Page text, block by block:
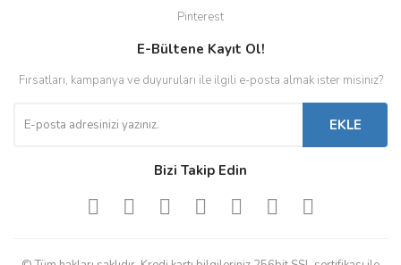
Pinterest
E-Bültene Kayıt Ol!
Fırsatları, kampanya ve duyuruları ile ilgili e-posta almak ister misiniz?
EKLE
Bizi Takip Edin